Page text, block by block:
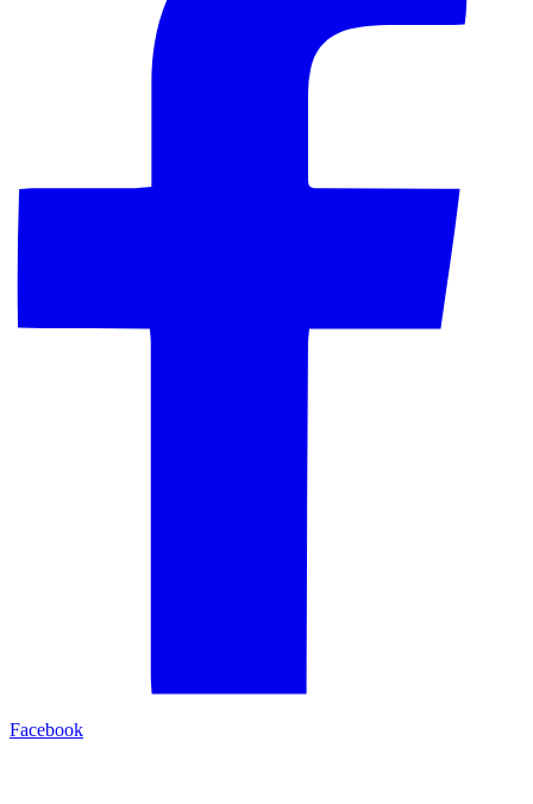
Facebook